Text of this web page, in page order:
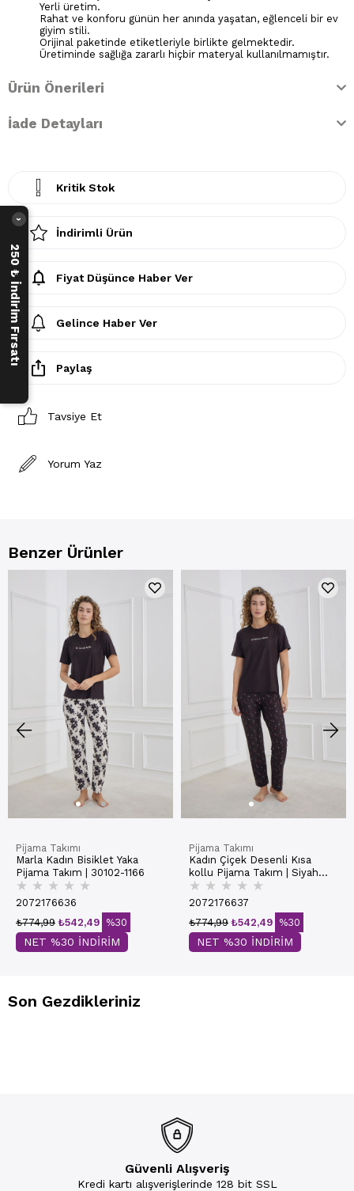
Yerli üretim.
Rahat ve konforu günün her anında yaşatan, eğlenceli bir ev
giyim stili.
Orijinal paketinde etiketleriyle birlikte gelmektedir.
Üretiminde sağlığa zararlı hiçbir materyal kullanılmamıştır.
Ürün Önerileri
İade Detayları
Kritik Stok
İndirimli Ürün
Fiyat Düşünce Haber Ver
Gelince Haber Ver
Paylaş
Tavsiye Et
Yorum Yaz
Benzer Ürünler
Pijama Takımı
Marla Kadın Bisiklet Yaka
Pijama Takım | 30102-1166
★ ★ ★ ★ ★
2072176636
₺542,49
₺774,99 %30
NET %30 İNDİRİM
Pijama Takımı
Kadın Çiçek Desenli Kısa
kollu Pijama Takım | Siyah
30102-1167
★ ★ ★ ★ ★
2072176637
₺542,49
₺774,99 %30
NET %30 İNDİRİM
Son Gezdikleriniz
Güvenli Alışveriş
Kredi kartı alışverişlerinde 128 bit SSL
250 ₺ İndirim Fırsatı
›